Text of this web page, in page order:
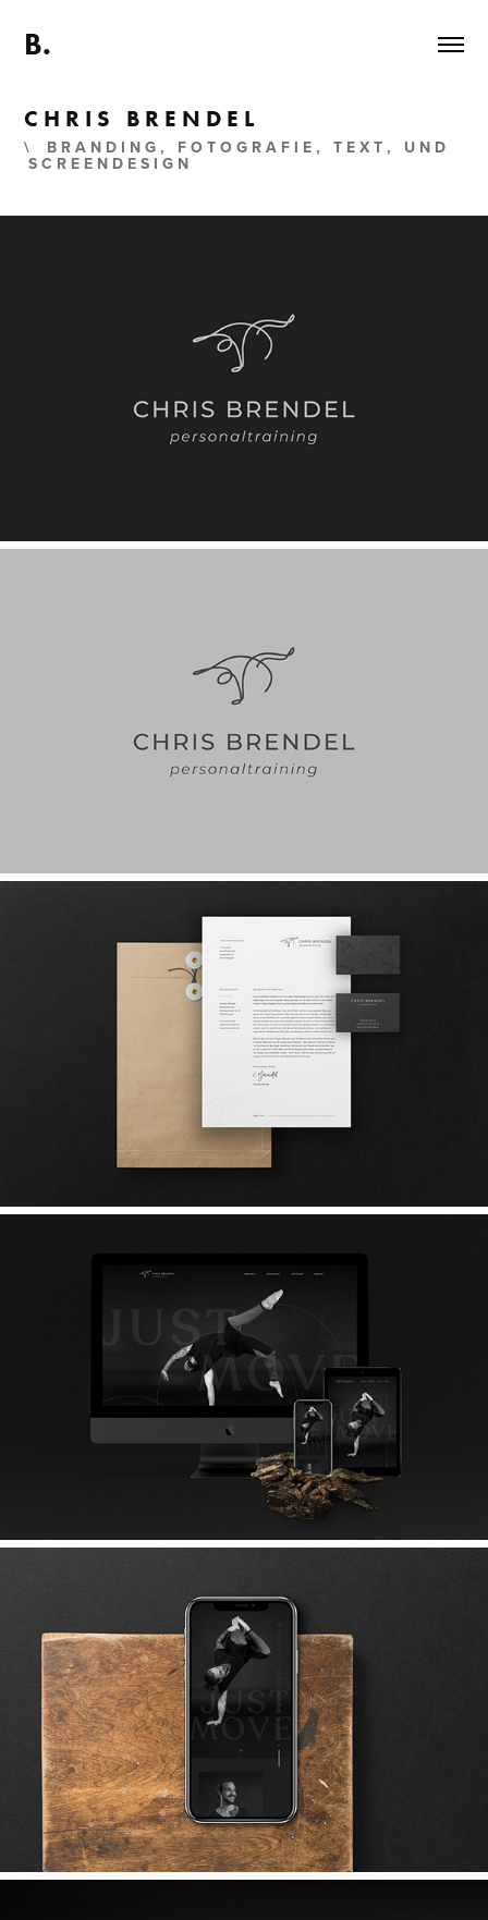
B.
C H R I S   B R E N D E L
\ B R A N D I N G , F O T O G R A F I E , T E X T , U N D
S C R E E N D E S I G N